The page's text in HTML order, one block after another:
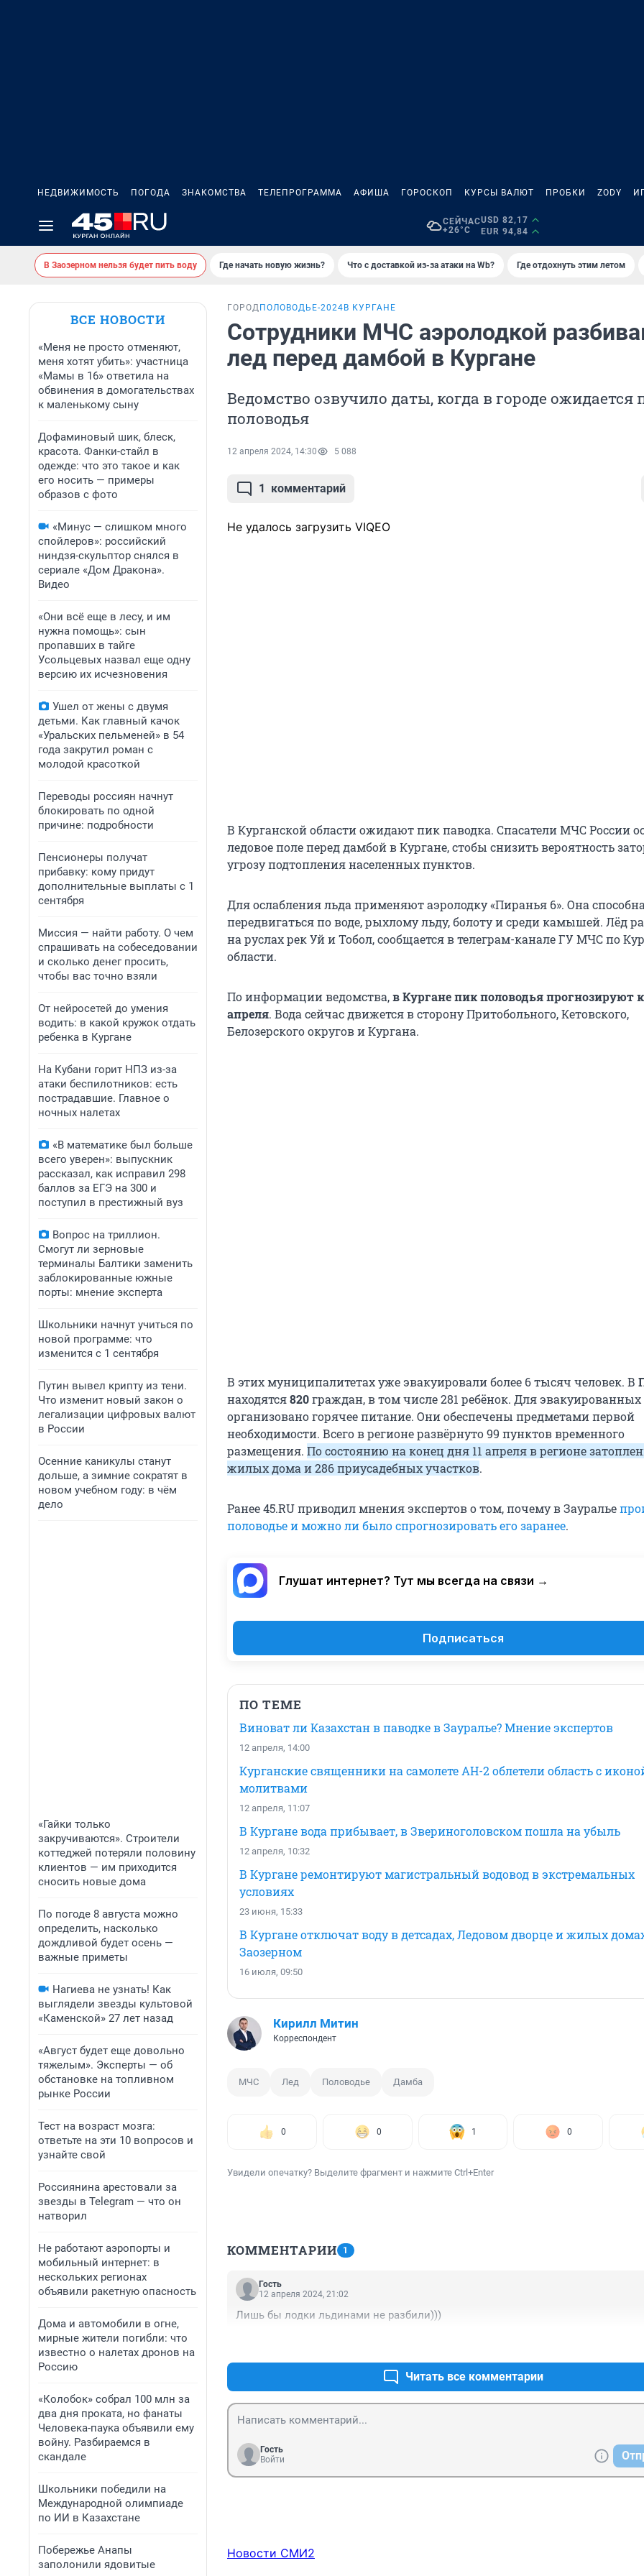
НЕДВИЖИМОСТЬ ПОГОДА ЗНАКОМСТВА ТЕЛЕПРОГРАММА АФИША ГОРОСКОП КУРСЫ ВАЛЮТ ПРОБКИ ZODY
СЕЙЧАС
+26°C
USD 82,17
EUR 94,84
В Заозерном нельзя будет пить воду Где начать новую жизнь? Что с доставкой из-за атаки на Wb? Где отдохнуть этим летом
ВСЕ НОВОСТИ
«Меня не просто отменяют,
меня хотят убить»: участница
«Мамы в 16» ответила на
обвинения в домогательствах
к маленькому сыну
Дофаминовый шик, блеск,
красота. Фанки-стайл в
одежде: что это такое и как
его носить — примеры
образов с фото
«Минус — слишком много
спойлеров»: российский
ниндзя-скульптор снялся в
сериале «Дом Дракона».
Видео
«Они всё еще в лесу, и им
нужна помощь»: сын
пропавших в тайге
Усольцевых назвал еще одну
версию их исчезновения
Ушел от жены с двумя
детьми. Как главный качок
«Уральских пельменей» в 54
года закрутил роман с
молодой красоткой
Переводы россиян начнут
блокировать по одной
причине: подробности
Пенсионеры получат
прибавку: кому придут
дополнительные выплаты с 1
сентября
Миссия — найти работу. О чем
спрашивать на собеседовании
и сколько денег просить,
чтобы вас точно взяли
От нейросетей до умения
водить: в какой кружок отдать
ребенка в Кургане
На Кубани горит НПЗ из-за
атаки беспилотников: есть
пострадавшие. Главное о
ночных налетах
«В математике был больше
всего уверен»: выпускник
рассказал, как исправил 298
баллов за ЕГЭ на 300 и
поступил в престижный вуз
Вопрос на триллион.
Смогут ли зерновые
терминалы Балтики заменить
заблокированные южные
порты: мнение эксперта
Школьники начнут учиться по
новой программе: что
изменится с 1 сентября
Путин вывел крипту из тени.
Что изменит новый закон о
легализации цифровых валют
в России
Осенние каникулы станут
дольше, а зимние сократят в
новом учебном году: в чём
дело
«Гайки только
закручиваются». Строители
коттеджей потеряли половину
клиентов — им приходится
сносить новые дома
По погоде 8 августа можно
определить, насколько
дождливой будет осень —
важные приметы
Нагиева не узнать! Как
выглядели звезды культовой
«Каменской» 27 лет назад
«Август будет еще довольно
тяжелым». Эксперты — об
обстановке на топливном
рынке России
Тест на возраст мозга:
ответьте на эти 10 вопросов и
узнайте свой
Россиянина арестовали за
звезды в Telegram — что он
натворил
Не работают аэропорты и
мобильный интернет: в
нескольких регионах
объявили ракетную опасность
Дома и автомобили в огне,
мирные жители погибли: что
известно о налетах дронов на
Россию
«Колобок» собрал 100 млн за
два дня проката, но фанаты
Человека-паука объявили ему
войну. Разбираемся в
скандале
Школьники победили на
Международной олимпиаде
по ИИ в Казахстане
Побережье Анапы
заполонили ядовитые
ГОРОД ПОЛОВОДЬЕ-2024 В КУРГАНЕ
Сотрудники МЧС аэролодкой
лед перед дамбой в Кургане
Ведомство озвучило даты, когда в городе ожидается
половодья
12 апреля 2024, 14:30 5 088
1 комментарий
Не удалось загрузить VIQEO
В Курганской области ожидают пик паводка. Спасатели МЧС России
ледовое поле перед дамбой в Кургане, стобы снизить вероятность
угрозу подтопления населенных пунктов.
Для ослабления льда применяют аэролодку «Пиранья 6». Она способна
передвигаться по воде, рыхлому льду, болоту и среди камышей. Лёд
на руслах рек Уй и Тобол, сообщается в телеграм-канале ГУ МЧС по
области.
По информации ведомства,в Кургане пик половодья прогнозируют к
апреля. Вода сейчас движется в сторону Притобольного, Кетовского,
Белозерского округов и Кургана.
В этих муниципалитетах уже эвакуировали более 6 тысяч человек. В
находятся820граждан, в том числе 281 ребёнок. Для эвакуированных
организовано горячее питание. Они обеспечены предметами первой
необходимости. Всего в регионе развёрнуто 99 пунктов временного
размещения. По состоянию на конец дня 11 апреля в регионе
жилых дома и 286 приусадебных участков.
Ранее 45.RU приводил мнения экспертов о том, почему в Зауралье
половодье и можно ли было спрогнозировать его заранее.
Глушат интернет? Тут мы всегда на связи →
Подписаться
ПО ТЕМЕ
Виноват ли Казахстан в паводке в Зауралье? Мнение экспертов
12 апреля, 14:00
Курганские священники на самолете АН-2 облетели область с
молитвами
12 апреля, 11:07
В Кургане вода прибывает, в Звериноголовском пошла на убыль
12 апреля, 10:32
В Кургане ремонтируют магистральный водовод в экстремальных
условиях
23 июня, 15:33
В Кургане отключат воду в детсадах, Ледовом дворце и жилых
Заозерном
16 июля, 09:50
Кирилл Митин
Корреспондент
МЧС Лед Половодье Дамба
0 0 1 0
Увидели опечатку? Выделите фрагмент и нажмите Ctrl+Enter
КОММЕНТАРИИ 1
Гость
12 апреля 2024, 21:02
Лишь бы лодки льдинами не разбили)))
Читать все комментарии
Гость
Войти
Новости СМИ2